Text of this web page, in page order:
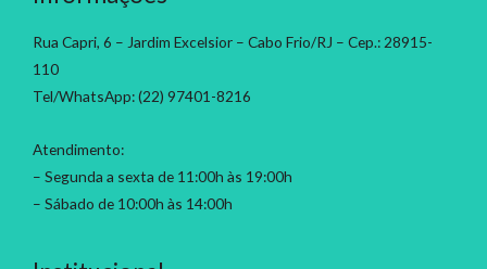
Rua Capri, 6 – Jardim Excelsior – Cabo Frio/RJ – Cep.: 28915-
110
Tel/WhatsApp: (22) 97401-8216
Atendimento:
– Segunda a sexta de 11:00h às 19:00h
– Sábado de 10:00h às 14:00h